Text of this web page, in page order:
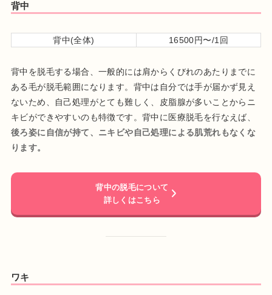
背中
背中(全体) 16500円〜/1回
背中を脱毛する場合、一般的には肩からくびれのあたりまでに
ある毛が脱毛範囲になります。背中は自分では手が届かず見え
ないため、自己処理がとても難しく、皮脂腺が多いことからニ
キビができやすいのも特徴です。背中に医療脱毛を行なえば、
後ろ姿に自信が持て、ニキビや自己処理による肌荒れもなくな
ります。
背中の脱毛について
詳しくはこちら
ワキ